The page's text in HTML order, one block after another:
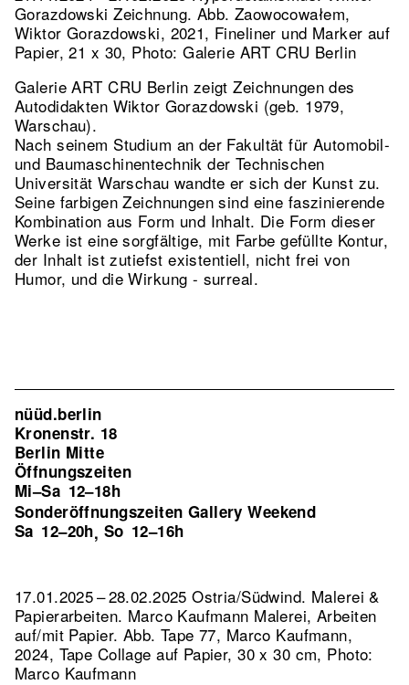
Gorazdowski Zeichnung. Abb. Zaowocowałem,
Wiktor Gorazdowski, 2021, Fineliner und Marker auf
Papier, 21 x 30, Photo: Galerie ART CRU Berlin
Galerie ART CRU Berlin zeigt Zeichnungen des
Autodidakten Wiktor Gorazdowski (geb. 1979,
Warschau).
Nach seinem Studium an der Fakultät für Automobil-
und Baumaschinentechnik der Technischen
Universität Warschau wandte er sich der Kunst zu.
Seine farbigen Zeichnungen sind eine faszinierende
Kombination aus Form und Inhalt. Die Form dieser
Werke ist eine sorgfältige, mit Farbe gefüllte Kontur,
der Inhalt ist zutiefst existentiell, nicht frei von
Humor, und die Wirkung - surreal.
nüüd.berlin
Kronenstr. 18
Berlin Mitte
Öffnungszeiten
Mi–Sa 12–18h
Sonderöffnungszeiten Gallery Weekend
Sa 12–20h, So 12–16h
17.01.2025 – 28.02.2025 Ostria/Südwind. Malerei &
Papierarbeiten. Marco Kaufmann Malerei, Arbeiten
auf/mit Papier. Abb. Tape 77, Marco Kaufmann,
2024, Tape Collage auf Papier, 30 x 30 cm, Photo:
Marco Kaufmann